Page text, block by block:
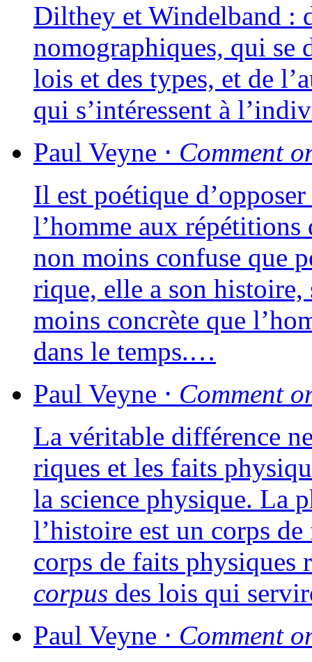
Dilthey et Windelband :
nomo­gra­phiques, qui se
lois et des types, et de
qui s’intéressent à
Paul Veyne ⋅ Comment
Il est poé­tique
l’homme aux répé­ti­tions
non moins confuse que
rique, elle a son his­toire,
moins concrète que
dans le temps.…
Paul Veyne ⋅ Comment
La véri­table dif­fé­rence
riques et les faits
la science phy­sique. La
l’histoire est un corps
corps de faits phy­siques
cor­pus des lois qui
Paul Veyne ⋅ Comment